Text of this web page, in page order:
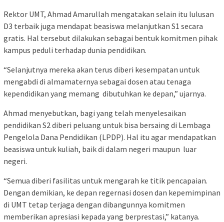
Rektor UMT, Ahmad Amarullah mengatakan selain itu lulusan
D3 terbaik juga mendapat beasiswa melanjutkan S1 secara
gratis. Hal tersebut dilakukan sebagai bentuk komitmen pihak
kampus peduli terhadap dunia pendidikan.
“Selanjutnya mereka akan terus diberi kesempatan untuk
mengabdi di almamaternya sebagai dosen atau tenaga
kependidikan yang memang dibutuhkan ke depan,” ujarnya.
Ahmad menyebutkan, bagi yang telah menyelesaikan
pendidikan S2 diberi peluang untuk bisa bersaing di Lembaga
Pengelola Dana Pendidikan (LPDP). Hal itu agar mendapatkan
beasiswa untuk kuliah, baik di dalam negeri maupun luar
negeri.
“Semua diberi fasilitas untuk mengarah ke titik pencapaian.
Dengan demikian, ke depan regernasi dosen dan kepemimpinan
di UMT tetap terjaga dengan dibangunnya komitmen
memberikan apresiasi kepada yang berprestasi,” katanya.